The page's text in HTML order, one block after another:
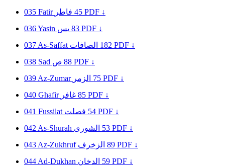
035 Fatir فاطر 45 PDF ↓
036Yasin يس 83 PDF ↓
037 As-Saffat الصافات 182 PDF ↓
038 Sad ص 88 PDF ↓
039 Az-Zumar الزمر 75 PDF ↓
040 Ghafir غافر 85 PDF ↓
041 Fussilat فصلت 54 PDF ↓
042 As-Shurah الشورى 53 PDF ↓
043 Az-Zukhruf الزخرف 89 PDF ↓
044 Ad-Dukhan الدخان 59 PDF ↓